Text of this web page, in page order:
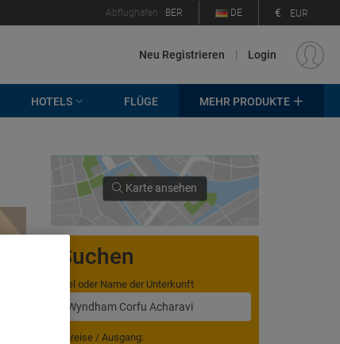
Abflughafen BER DE € EUR
Neu Registrieren | Login
HOTELS FLÜGE MEHR PRODUKTE
Karte ansehen
Suchen
Ziel oder Name der Unterkunft
Anreise / Ausgang: